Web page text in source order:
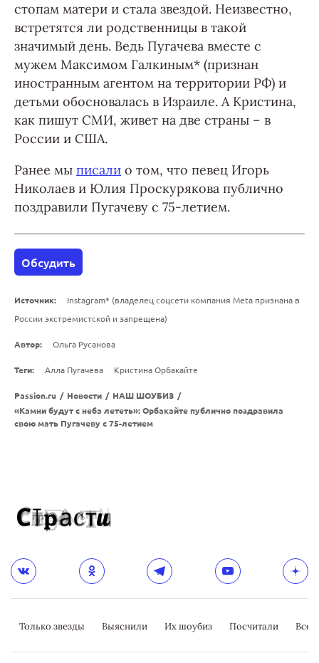
стопам матери и стала звездой. Неизвестно,
встретятся ли родственницы в такой
значимый день. Ведь Пугачева вместе с
мужем Максимом Галкиным* (признан
иностранным агентом на территории РФ) и
детьми обосновалась в Израиле. А Кристина,
как пишут СМИ, живет на две страны – в
России и США.
Ранее мы писали о том, что певец Игорь
Николаев и Юлия Проскурякова публично
поздравили Пугачеву с 75-летием.
Обсудить
Источник:
Instagram* (владелец соцсети компания Meta признана в
России экстремистской и запрещена)
Автор: Ольга Русанова
Теги: Алла Пугачева Кристина Орбакайте
Passion.ru / Новости / НАШ ШОУБИЗ /
«Камни будут с неба лететь»: Орбакайте публично поздравила
свою мать Пугачеву с 75-летием
Только звезды Выяснили Их шоубиз Посчитали